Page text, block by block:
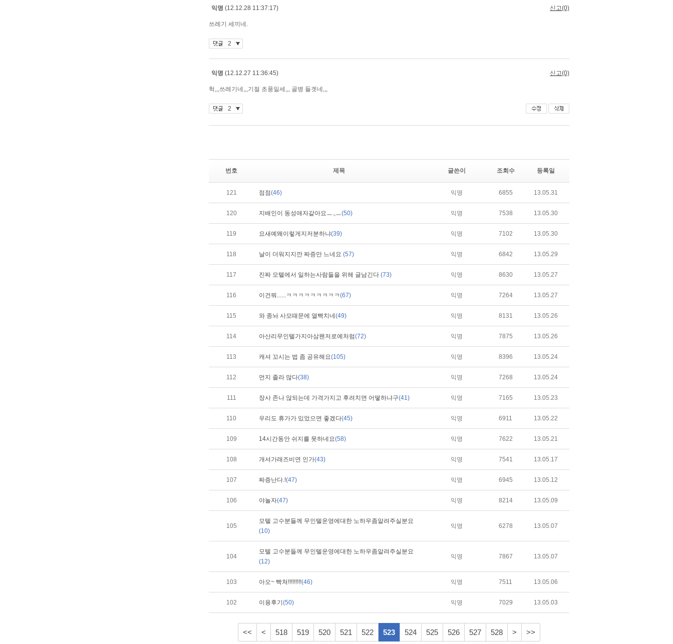
번호 제목 글쓴이 조회수 등록일
121 점점(46) 익명 6855 13.05.31
120 지배인이 동성애자같아요ㅡ.,ㅡ(50) 익명 7538 13.05.30
119 요새예뫠이렇게지저분하냐(39) 익명 7102 13.05.30
118 날이 더워지지깐 짜증만 느네요 (57) 익명 6842 13.05.29
117 진짜 모텔에서 일하는사람들을 위해 글남긴다 (73) 익명 8630 13.05.27
116 이건뭐......ㅋㅋㅋㅋㅋㅋㅋㅋㅋ(67) 익명 7264 13.05.27
115 와 종놔 사모때문에 열빡치네 (49) 익명 8131 13.05.26
114 아산리무인텔가지아삼왠저로예처럼(72) 익명 7875 13.05.26
113 캐셔 꼬시는 법 좀 공유해요(105) 익명 8396 13.05.24
112 먼지 졸라 많다(38) 익명 7268 13.05.24
111 장사 존나 않되는데 가격가지고 후려치면 어떻하냐구(41) 익명 7165 13.05.23
110 우리도 휴가가 있었으면 좋겠다(45) 익명 6911 13.05.22
109 14시간동안 쉬지를 못하네요(58) 익명 7622 13.05.21
108 개셔가래즈비연 인가(43) 익명 7541 13.05.17
107 짜증난다.!(47) 익명 6945 13.05.12
106 야놀자(47) 익명 8214 13.05.09
105
모텔 고수분들께 무인텔운영에대한 노하우좀알려주실분요
(10)
익명 6278 13.05.07
104
모텔 고수분들께 무인텔운영에대한 노하우좀알려주실분요
(12)
익명 7867 13.05.07
103 아오~ 빡쳐!!!!!!!!!(46) 익명 7511 13.05.06
102 이용후기 (50) 익명 7029 13.05.03
<< < 518 519 520 521 522 523 524 525 526 527 528 > >>